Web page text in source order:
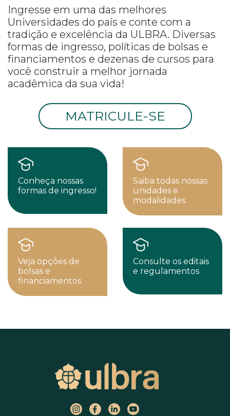
Ingresse em uma das melhores
Universidades do país e conte com a
tradição e excelência da ULBRA. Diversas
formas de ingresso, políticas de bolsas e
financiamentos e dezenas de cursos para
você construir a melhor jornada
acadêmica da sua vida!
MATRICULE-SE
Conheça nossas
formas de ingresso!
Saiba todas nossas
unidades e
modalidades
Veja opções de
bolsas e
financiamentos
Consulte os editais
e regulamentos